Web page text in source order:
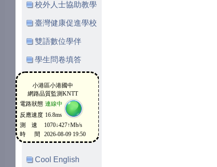
校外人士協助教學
臺灣健康促進學校
雙語數位學伴
學生問卷填答
Cool English